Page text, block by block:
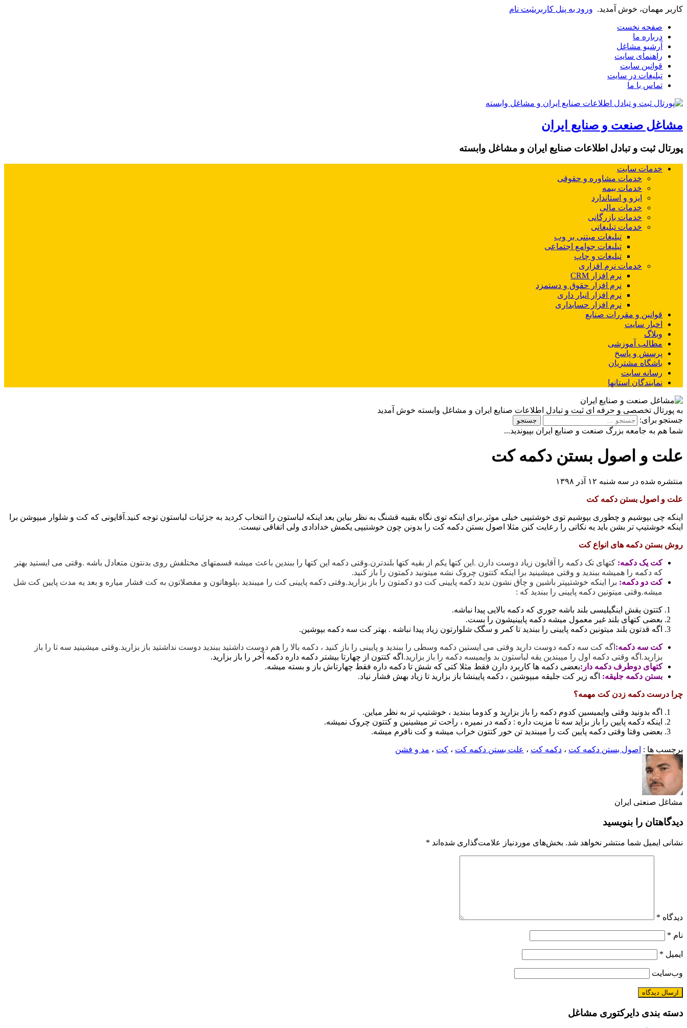
کاربر مهمان، خوش آمدید. ورود به پنل کاربریثبت نام
صفحه نخست
درباره ما
آرشیو مشاغل
راهنمای سایت
قوانین سایت
تبلیغات در سایت
تماس با ما
مشاغل صنعت و صنایع ایران
پورتال ثبت و تبادل اطلاعات صنایع ایران و مشاغل وابسته
خدمات سایت
خدمات مشاوره و حقوقی
خدمات بیمه
ایزو و استاندارد
خدمات مالی
خدمات بازرگانی
خدمات تبلیغاتی
تبلیغات مبتنی بر وب
تبلیغات جوامع اجتماعی
تبلیغات و چاپ
خدمات نرم افزاری
نرم افزار CRM
نرم افزار حقوق و دستمزد
نرم افزار انبار داری
نرم افزار حسابداری
قوانین و مقررات صنایع
اخبار سایت
وبلاگ
مطالب آموزشی
پرسش و پاسخ
باشگاه مشتریان
رسانه سایت
نمایندگان استانها
به پورتال تخصصی و حرفه ای ثبت و تبادل اطلاعات صنایع ایران و مشاغل وابسته خوش آمدید
جستجو برای:
شما هم به جامعه بزرگ صنعت و صنایع ایران بپیوندید...
علت و اصول بستن دکمه کت
منتشره شده در سه شنبه ۱۲ آذر ۱۳۹۸
علت و اصول بستن دکمه کت
اینکه چی بپوشیم و چطوری بپوشیم توی خوشتیپی خیلی موثر.برای اینکه توی نگاه بقییه قشنگ به نظر بیاین بعد اینکه لباستون را انتخاب کردید به جزئیات لباستون توجه کنید.آقایونی که کت و شلوار میپوشن برا
اینکه خوشتیپ تر بشن باید یه نکاتی را رعایت کنن مثلا اصول بستن دکمه کت را بدونن چون خوشتیپی یکمش خدادادی ولی اتفاقی نیست.
روش بستن دکمه های انواع کت
کت یک دکمه: کتهای تک دکمه را آقایون زیاد دوست دارن .این کتها یکم از بقیه کتها بلندترن.وقتی دکمه این کتها را ببندین باعث میشه قسمتهای مختلفش روی بدنتون متعادل باشه .وقتی می ایستید بهتر
که دکمه را همیشه ببندید و وقتی میشینید برا اینکه کتتون چروک نشه میتونید دکمتون را باز کنید.
کت دو دکمه: برا اینکه خوشتیپتر باشین و چاق نشون ندید دکمه پایینی کت دو دکمتون را باز بزارید.وقتی دکمه پایینی کت را میبندید ،پلوهاتون و مفصلاتون به کت فشار میاره و بعد یه مدت پایین کت شل
میشه.وقتی میتونین دکمه پایینی را ببندید که :
کتتون یقش اینگیلیسی بلند باشه جوری که دکمه بالایی پیدا نباشه.
بعضی کتهای بلند غیر معمول میشه دکمه پایینیشون را بست.
اگه قدتون بلند میتونین دکمه پایینی را ببندید تا کمر و سگک شلوارتون زیاد پیدا نباشه . بهتر کت سه دکمه بپوشین.
کت سه دکمه: اگه کت سه دکمه دوست دارید وقتی می ایستین دکمه وسطی را ببندید و پایینی را باز کنید ، دکمه بالا را هم دوست داشتید ببندید دوست نداشتید باز بزارید.وقتی میشینید سه تا را باز
بزارید.اگه وقتی دکمه اول را میبندین یقه لباستون بد وایمیسه دکمه را باز بزارید. اگه کتتون از چهارتا بیشتر دکمه داره دکمه آخر را باز بزارید.
کتهای دوطرف دکمه دار:بعضی دکمه ها کاربرد دارن فقط مثلا کتی که شش تا دکمه داره فقط چهارتاش باز و بسته میشه.
بستن دکمه جلیقه: اگه زیر کت جلیقه میپوشین ، دکمه پایینشا باز بزارید تا زیاد بهش فشار نیاد.
چرا درست دکمه زدن کت مهمه؟
اگه بدونید وقتی وایمیسین کدوم دکمه را باز بزارید و کدوما ببندید ، خوشتیپ تر به نظر میاین.
اینکه دکمه پایین را باز بزاید سه تا مزیت داره : دکمه در نمیره ، راحت تر میشینین و کتتون چروک نمیشه.
بعضی وقتا وقتی دکمه پایین کت را میبندید تن خور کتتون خراب میشه و کت نافرم میشه.
برچسب ها : اصول بستن دکمه کت ، دکمه کت ، علت بستن دکمه کت ، کت ، مد و فشن
مشاغل صنعتی ایران
دیدگاهتان را بنویسید
نشانی ایمیل شما منتشر نخواهد شد. بخش‌های موردنیاز علامت‌گذاری شده‌اند *
دیدگاه *
نام *
ایمیل *
وب‌سایت
دسته بندی دایرکتوری مشاغل